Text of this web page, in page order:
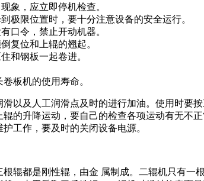
象，应立即停机检查。
极限位置时，要十分注意设备的安全运行。
口令，禁止开动机器。
复位和上辊的翘起。
和钢板一起卷进。
板机的使用寿命。
以及人工润滑点及时的进行加油。使用时要
的升降运动，要自己的检查各项运动有无不
工作，要及时的关闭设备电源。
辊都是刚性辊，由金 属制成。二辊机只有